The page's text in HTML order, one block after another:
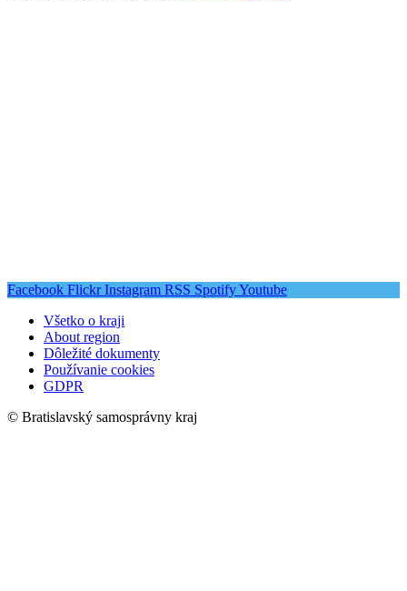
Facebook Flickr Instagram RSS SpotifyYoutube
Všetko o kraji
About region
Dôležité dokumenty
Používanie cookies
GDPR
© Bratislavský samosprávny kraj